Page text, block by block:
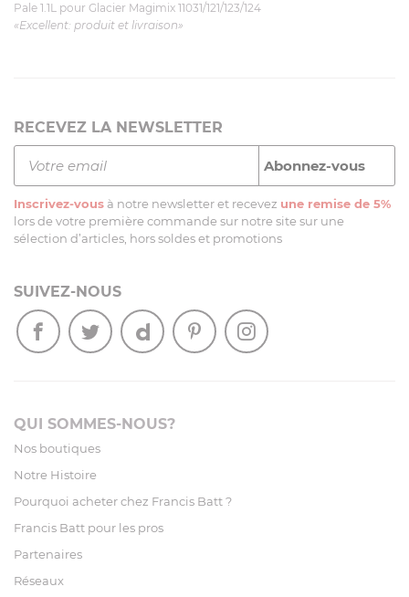
Pale 1.1L pour Glacier Magimix 11031/121/123/124
«Excellent: produit et livraison»
RECEVEZ LA NEWSLETTER
Inscrivez-vous à notre newsletter et recevez une remise de 5%
lors de votre première commande sur notre site sur une
sélection d’articles, hors soldes et promotions
SUIVEZ-NOUS
QUI SOMMES-NOUS?
Nos boutiques
Notre Histoire
Pourquoi acheter chez Francis Batt ?
Francis Batt pour les pros
Partenaires
Réseaux